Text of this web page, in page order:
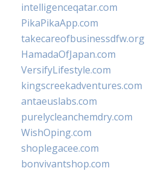
intelligenceqatar.com
PikaPikaApp.com
takecareofbusinessdfw.org
HamadaOfJapan.com
VersifyLifestyle.com
kingscreekadventures.com
antaeuslabs.com
purelycleanchemdry.com
WishOping.com
shoplegacee.com
bonvivantshop.com